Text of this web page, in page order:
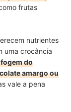
frutas
nutrientes
uma crocância
do
amargo ou
vale a pena